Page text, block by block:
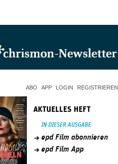
ABO APP LOGIN REGISTRIEREN
AKTUELLES HEFT
IN DIESER AUSGABE
epd Film abonnieren
epd Film App